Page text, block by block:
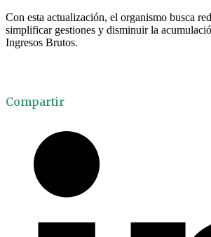
Con esta actualización, el organismo busca
simplificar gestiones y disminuir la
Ingresos Brutos.
Compartir